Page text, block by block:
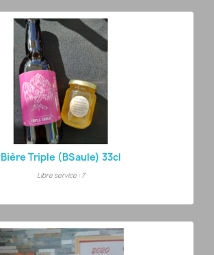
Bière Triple (BSaule) 33cl
Libre service : 7